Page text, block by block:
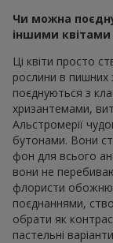
Чи можна
іншими квітами
Ці квіти просто
рослини в пишних
поєднуються з
хризантемами,
Альстромерії
бутонами. Вони
фон для всього
вони не
флористи
поєднаннями,
обрати як
пастельні